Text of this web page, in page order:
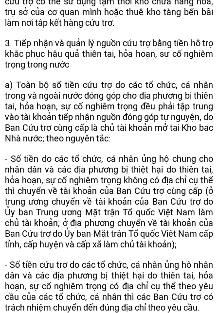
trụ sở của cơ quan mình hoặc thuê kho tàng bến bãi
làm nơi tập kết hàng cứu trợ.
3. Tiếp nhận và quản lý nguồn cứu trợ bằng tiền hỗ trợ
khắc phục hậu quả thiên tai, hỏa hoạn, sự cố nghiêm
trọng trong nước
a) Toàn bộ số tiền cứu trợ do các tổ chức, cá nhân
trong và ngoài nước đóng góp cho địa phương bị thiên
tai, hỏa hoạn, sự cố nghiêm trọng đều phải tập trung
vào tài khoản tiếp nhận nguồn đóng góp tự nguyện, do
Ban Cứu trợ cùng cấp là chủ tài khoản mở tại Kho bạc
Nhà nước; theo nguyên tắc:
- Số tiền do các tổ chức, cá nhân ủng hộ chung cho
nhân dân và các địa phương bị thiệt hại do thiên tai,
hỏa hoạn, sự cố nghiêm trọng không có địa chỉ cụ thể
thì chuyển về tài khoản của Ban Cứu trợ cùng cấp (ở
trung ương chuyển về tài khoản của Ban Cứu trợ do
Ủy ban Trung ương Mặt trận Tổ quốc Việt Nam làm
chủ tài khoản; ở địa phương chuyển về tài khoản của
Ban Cứu trợ do Ủy ban Mặt trận Tổ quốc Việt Nam cấp
tỉnh, cấp huyện và cấp xã làm chủ tài khoản);
- Số tiền cứu trợ do các tổ chức, cá nhân ủng hộ nhân
dân và các địa phương bị thiệt hại do thiên tai, hỏa
hoạn, sự cố nghiêm trọng có địa chỉ cụ thể theo yêu
cầu của các tổ chức, cá nhân thì các Ban Cứu trợ có
trách nhiệm chuyển đến đúng địa chỉ theo yêu cầu.